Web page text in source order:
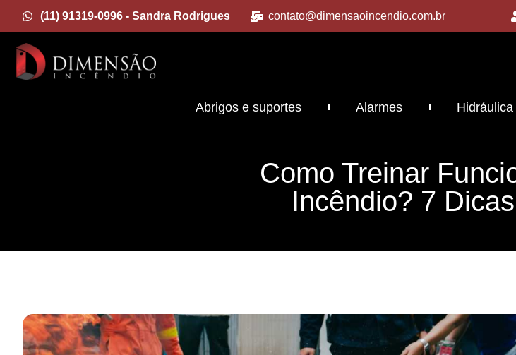
(11) 91319-0996 - Sandra Rodrigues contato@dimensaoincendio.com.br
Abrigos e suportes Alarmes Hidráulica
Como Treinar
Incêndio? 7